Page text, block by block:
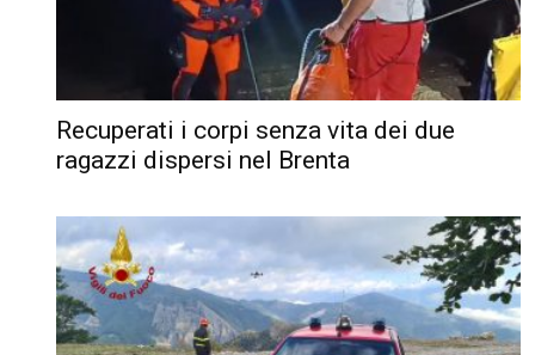
Recuperati i corpi senza vita dei due
ragazzi dispersi nel Brenta